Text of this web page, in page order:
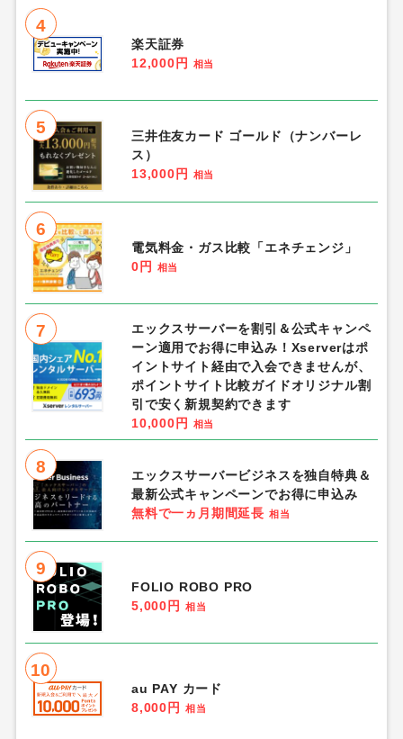
4
楽天証券
12,000円
相当
5
三井住友カード ゴールド（ナンバーレ
ス）
13,000円
相当
6
電気料金・ガス比較「エネチェンジ」
0円
相当
7
エックスサーバーを割引＆公式キャンペ
ーン適用でお得に申込み！Xserverはポ
イントサイト経由で入会できませんが、
ポイントサイト比較ガイドオリジナル割
引で安く新規契約できます
10,000円
相当
8
エックスサーバービジネスを独自特典＆
最新公式キャンペーンでお得に申込み
無料で一ヵ月期間延長 相当
9
FOLIO ROBO PRO
5,000円
相当
10
au PAY カード
8,000円
相当